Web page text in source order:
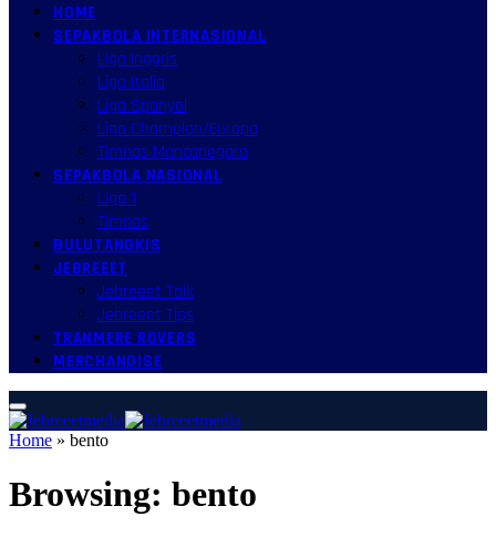
HOME
SEPAKBOLA INTERNASIONAL
Liga Inggris
Liga Italia
Liga Spanyol
Liga Champion/Europa
Timnas Mancanegara
SEPAKBOLA NASIONAL
Liga 1
Timnas
BULUTANGKIS
JEBREEET
Jebreeet Talk
Jebreeet Tips
TRANMERE ROVERS
MERCHANDISE
Home » bento
Browsing: bento